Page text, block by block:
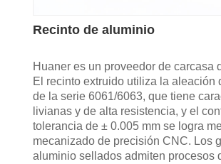
Recinto de aluminio
Huaner es un proveedor de carcasa
El recinto extruido utiliza la aleación
de la serie 6061/6063, que tiene
livianas y de alta resistencia, y el
tolerancia de ± 0.005 mm se logra
mecanizado de precisión CNC. Los
aluminio sellados admiten procesos